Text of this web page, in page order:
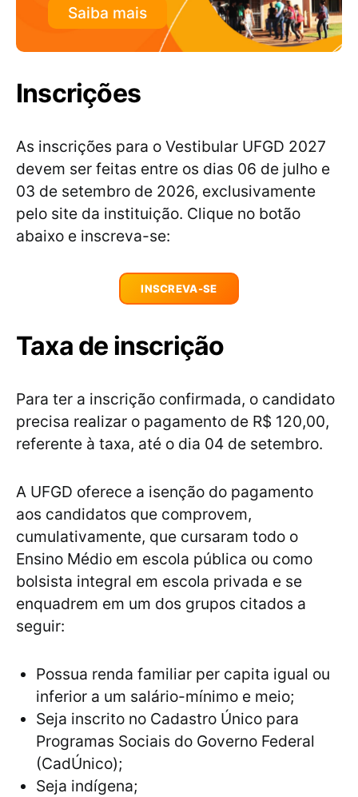
Saiba mais
Inscrições
As inscrições para o Vestibular UFGD 2027
devem ser feitas entre os dias 06 de julho e
03 de setembro de 2026, exclusivamente
pelo site da instituição. Clique no botão
abaixo e inscreva-se:
INSCREVA-SE
Taxa de inscrição
Para ter a inscrição confirmada, o candidato
precisa realizar o pagamento de R$ 120,00,
referente à taxa, até o dia 04 de setembro.
A UFGD oferece a isenção do pagamento
aos candidatos que comprovem,
cumulativamente, que cursaram todo o
Ensino Médio em escola pública ou como
bolsista integral em escola privada e se
enquadrem em um dos grupos citados a
seguir:
Possua renda familiar per capita igual ou
inferior a um salário-mínimo e meio;
Seja inscrito no Cadastro Único para
Programas Sociais do Governo Federal
(CadÚnico);
Seja indígena;